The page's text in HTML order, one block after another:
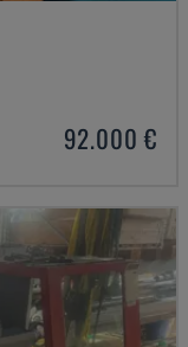
92.000 €